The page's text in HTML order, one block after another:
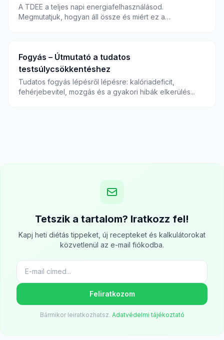
A TDEE a teljes napi energiafelhasználásod.
Megmutatjuk, hogyan áll össze és miért ez a
Fogyás – Útmutató a tudatos
testsúlycsökkentéshez
Tudatos fogyás lépésről lépésre: kalóriadeficit,
fehérjebevitel, mozgás és a gyakori hibák elkerülés...
Tetszik a tartalom? Iratkozz fel!
Kapj heti diétás tippeket, új recepteket és kalkulátorokat
közvetlenül az e-mail fiókodba.
Feliratkozom
Bármikor leiratkozhatsz. Adatvédelmi tájékoztató